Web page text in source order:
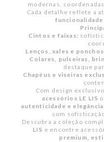
modernas,
Cada detalhe reflete a
Cintos e faixas:
Lenços, xales e
Colares, pulseiras,
destaque
Chapéus e viseiras
Com design
acessórios LE LIS
autenticidade e elegância
com
Descubra a coleção
LIS e encontre
premium,